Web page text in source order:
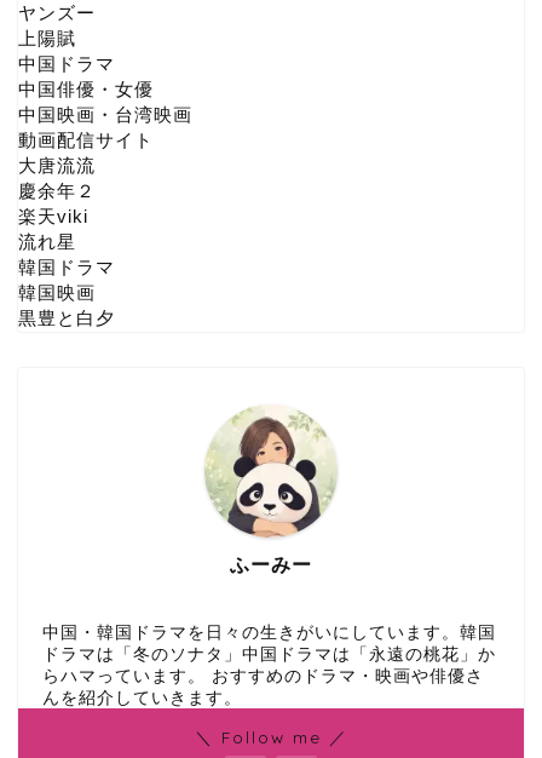
ヤンズー
上陽賦
中国ドラマ
中国俳優・女優
中国映画・台湾映画
動画配信サイト
大唐流流
慶余年２
楽天viki
流れ星
韓国ドラマ
韓国映画
黒豊と白夕
ふーみー
中国・韓国ドラマを日々の生きがいにしています。韓国
ドラマは「冬のソナタ」中国ドラマは「永遠の桃花」か
らハマっています。 おすすめのドラマ・映画や俳優さ
んを紹介していきます。
＼ Follow me ／